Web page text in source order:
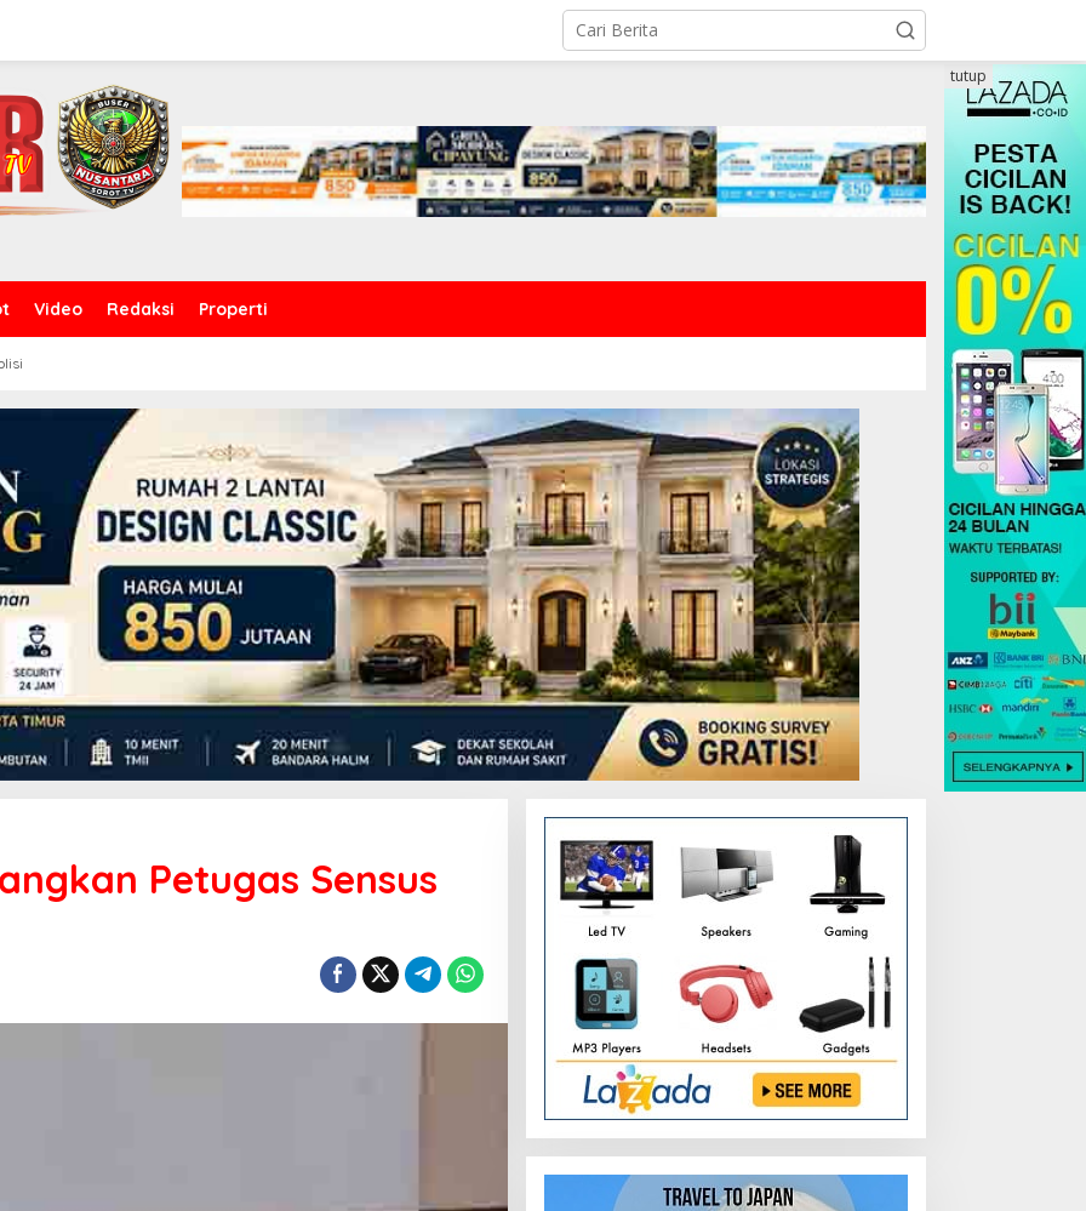
Video Redaksi Properti
tutup
Petugas Sensus